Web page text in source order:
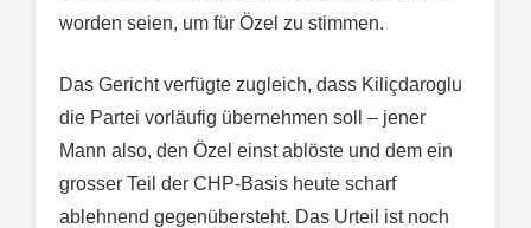
worden seien, um für Özel zu stimmen.
Das Gericht verfügte zugleich, dass Kiliçdaroglu
die Partei vorläufig übernehmen soll – jener
Mann also, den Özel einst ablöste und dem ein
grosser Teil der CHP-Basis heute scharf
ablehnend gegenübersteht. Das Urteil ist noch